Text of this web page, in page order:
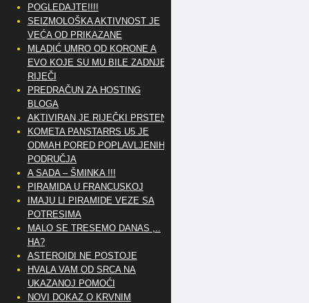
POGLEDAJTE!!!!
SEIZMOLOŠKA AKTIVNOST JE
VEĆA OD PRIKAZANE
MLADIĆ UMRO OD KORONE A
EVO KOJE SU MU BILE ZADNJE
RIJEČI
PREDRAČUN ZA HOSTING
BLOGA
AKTIVIRAN JE RIJEČKI PRSTEN
KOMETA PANSTARRS U5 JE
ODMAH PORED POPLAVLJENIH
PODRUČJA
A SADA – ŠMINKA !!!
PIRAMIDA U FRANCUSKOJ
IMAJU LI PIRAMIDE VEZE SA
POTRESIMA
MALO SE TRESEMO DANAS ,..
HA?
ASTEROIDI NE POSTOJE
HVALA VAM OD SRCA NA
UKAZANOJ POMOĆI
NOVI DOKAZ O KRVNIM